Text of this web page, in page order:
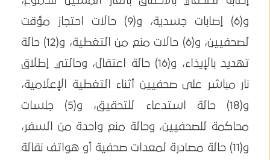
و(6) إصابات جسدية، و(9) حالات احتجاز مؤقت
لصحفيين، و(6) حالات منع من التغطية، و(12) حالة
تهديد بالإيذاء، و(16) حالة اعتقال، وحالتي إطلاق
نار مباشر على صحفيين أثناء التغطية الإعلامية،
و(18) حالة استدعاء للتحقيق، و(5) جلسات
محاكمة للصحفيين، وحالة منع واحدة من السفر،
و(11) حالة مصادرة لمعدات صحفية أو هواتف نقالة